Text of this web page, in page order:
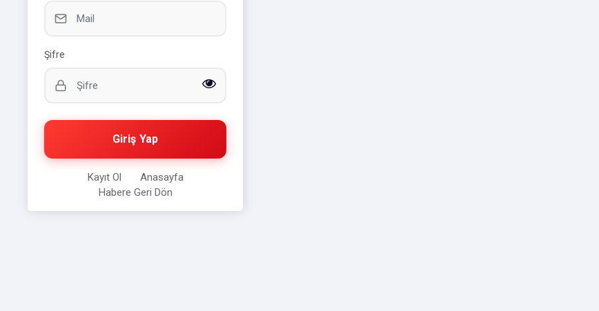
Şifre
Giriş Yap
Kayıt Ol
Anasayfa
Habere Geri Dön